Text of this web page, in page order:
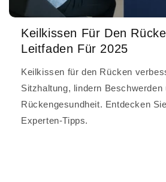
Keilkissen Für Den
Leitfaden Für 2025
Keilkissen für den Rücken
Sitzhaltung, lindern Beschwerden
Rückengesundheit. Entdecken
Experten-Tipps.